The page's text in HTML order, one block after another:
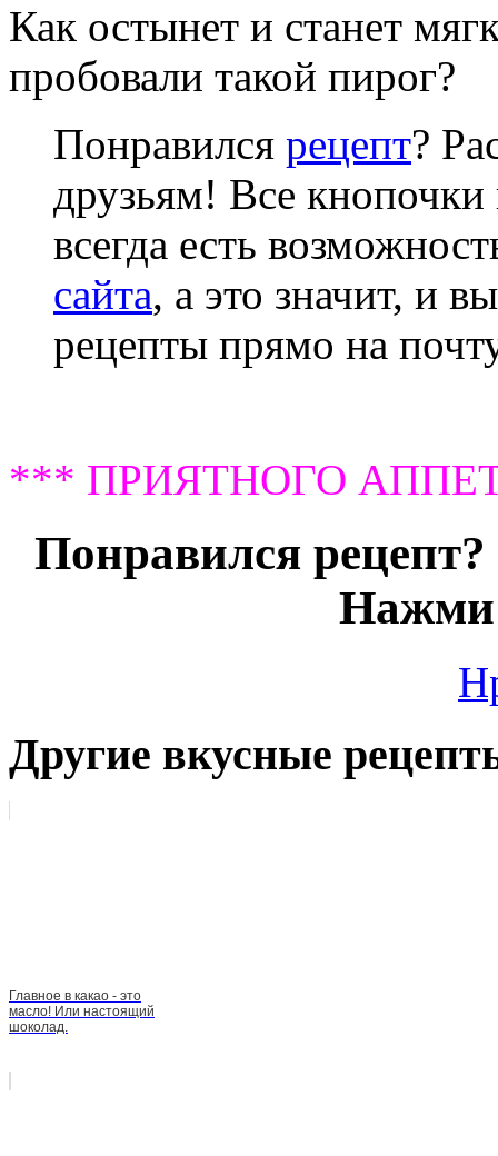
Как остынет и станет
пробовали такой пирог?
Понравился рецепт?
друзьям! Все кнопочки
всегда есть
сайта, а это значит, и
рецепты прямо на
*** ПРИЯТНОГО
Понравился
Нажми
Другие вкусные
Главное в какао - это
масло! Или настоящий
шоколад.